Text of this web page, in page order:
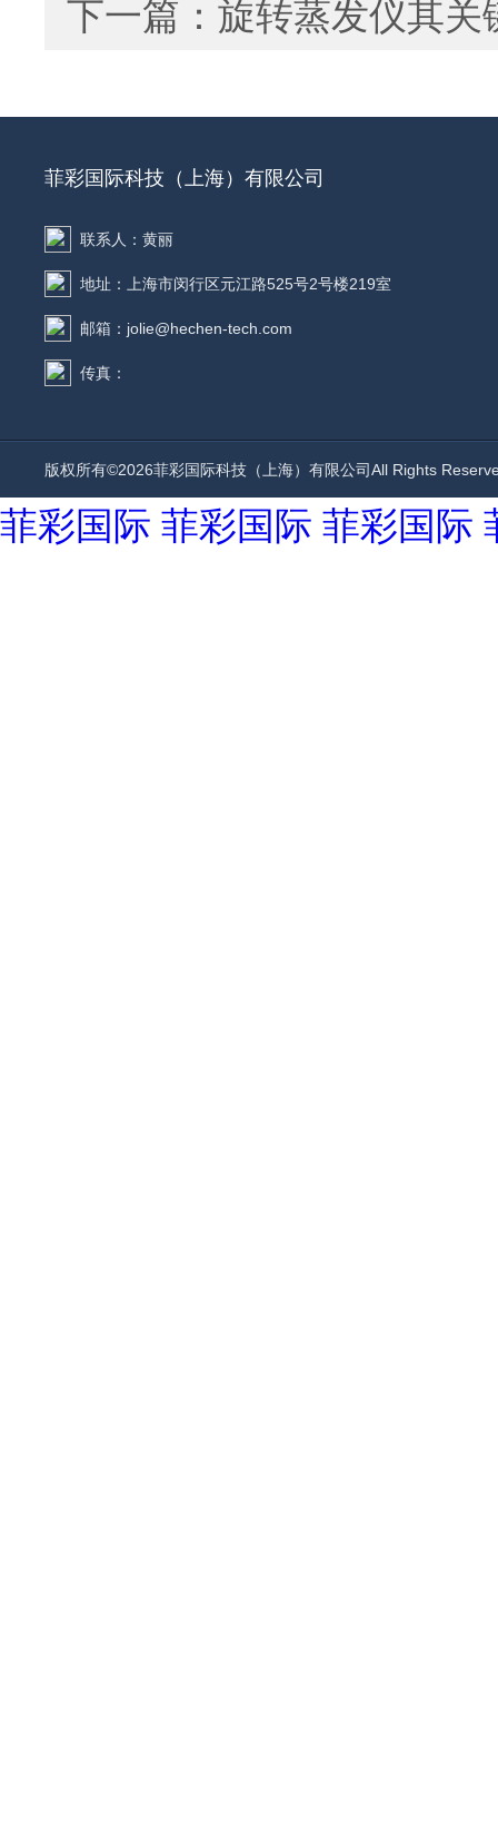
下一篇： 旋转蒸发仪其关
菲彩国际科技（上海）有限公司
联系人：黄丽
地址：上海市闵行区元江路525号2号楼219室
邮箱：jolie@hechen-tech.com
传真：
版权所有©2026菲彩国际科技（上海）有限公司All Rights
菲彩国际 菲彩国际 菲彩国际